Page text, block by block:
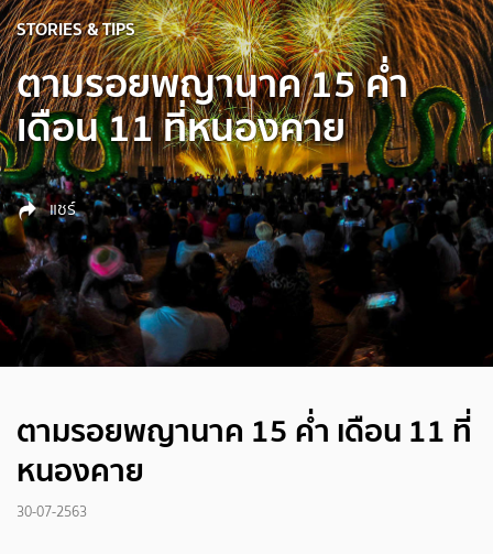
STORIES & TIPS
ตามรอยพญานาค 15 ค่ำ
เดือน 11 ที่หนองคาย
แชร์
ตามรอยพญานาค 15 ค่ำ เดือน 11 ที่
หนองคาย
30-07-2563